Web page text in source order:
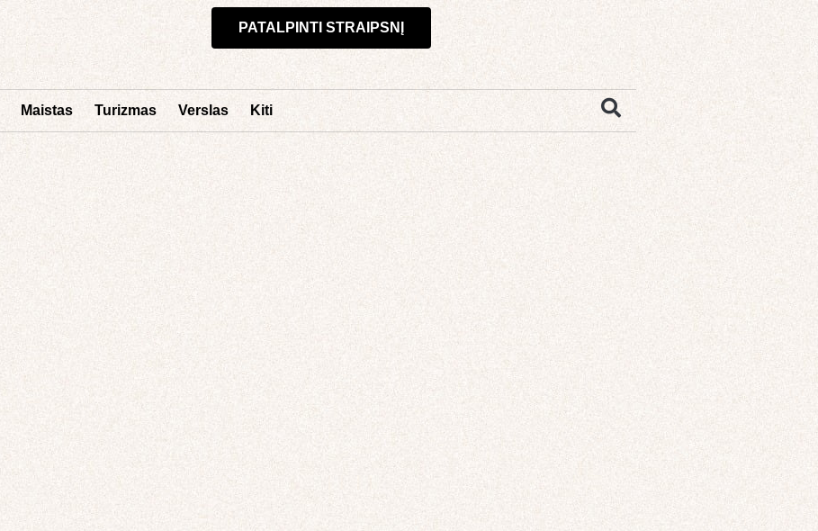
PATALPINTI STRAIPSNĮ
Maistas Turizmas Verslas Kiti